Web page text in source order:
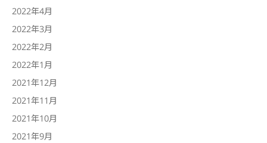
2022年4月
2022年3月
2022年2月
2022年1月
2021年12月
2021年11月
2021年10月
2021年9月